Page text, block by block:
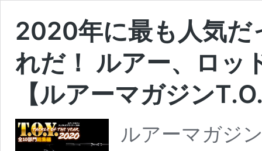
2020年に最も人気だ
れだ！ ルアー、ロッ
【ルアーマガジン
ルアーマガジ